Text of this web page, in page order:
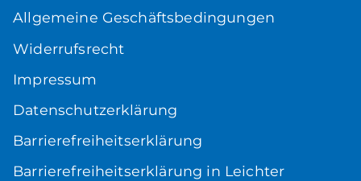
Allgemeine Geschäftsbedingungen
Widerrufsrecht
Impressum
Datenschutzerklärung
Barrierefreiheitserklärung
Barrierefreiheitserklärung in Leichter